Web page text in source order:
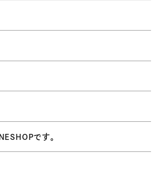
です。